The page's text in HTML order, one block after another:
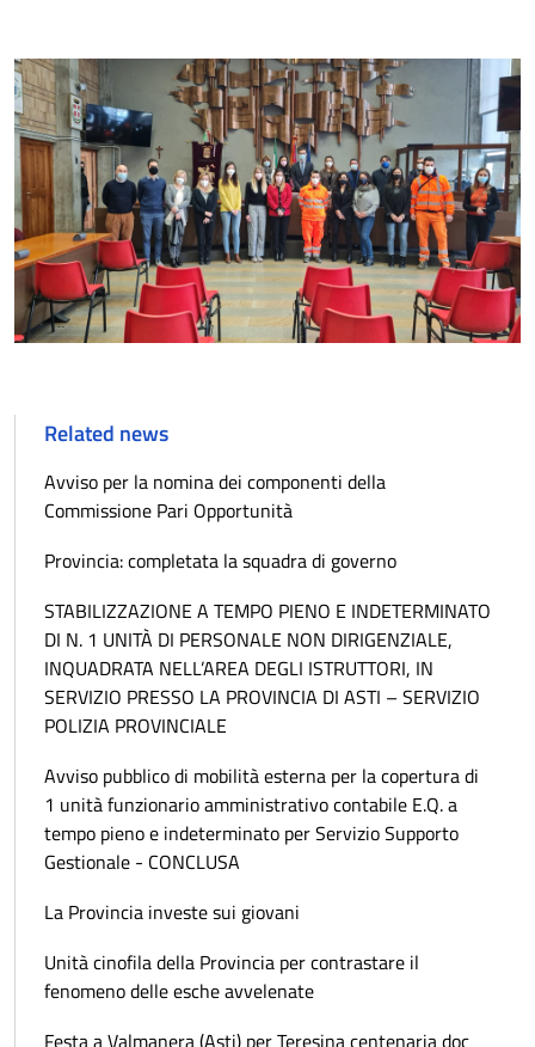
Related news
Avviso per la nomina dei componenti della
Commissione Pari Opportunità
Provincia: completata la squadra di governo
STABILIZZAZIONE A TEMPO PIENO E INDETERMINATO
DI N. 1 UNITÀ DI PERSONALE NON DIRIGENZIALE,
INQUADRATA NELL’AREA DEGLI ISTRUTTORI, IN
SERVIZIO PRESSO LA PROVINCIA DI ASTI – SERVIZIO
POLIZIA PROVINCIALE
Avviso pubblico di mobilità esterna per la copertura di
1 unità funzionario amministrativo contabile E.Q. a
tempo pieno e indeterminato per Servizio Supporto
Gestionale - CONCLUSA
La Provincia investe sui giovani
Unità cinofila della Provincia per contrastare il
fenomeno delle esche avvelenate
Festa a Valmanera (Asti) per Teresina centenaria doc